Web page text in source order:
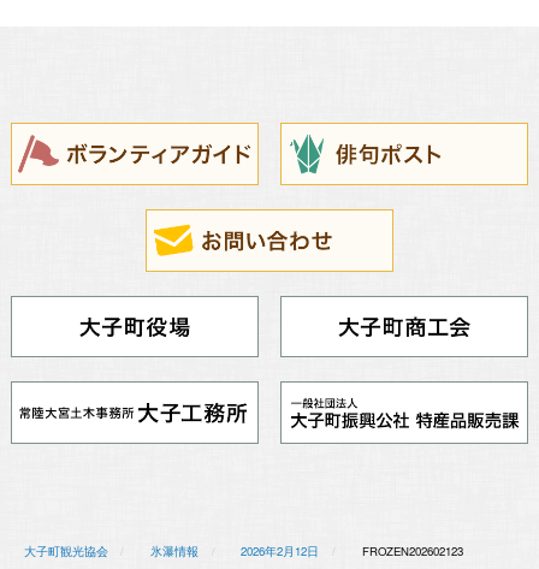
大子町観光協会 氷瀑情報 2026年2月12日 FROZEN202602123